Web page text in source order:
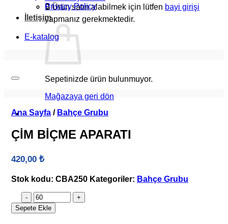
🔒 Ürün satın alabilmek için lütfen bayi girişi
yapmanız gerekmektedir.
Sepetinizde ürün bulunmuyor.
Mağazaya geri dön
Privacy Policy
İletişim
E-katalog
Ana Sayfa / Bahçe Grubu
ÇİM BİÇME APARATI
420,00 ₺
Stok kodu: CBA250 Kategoriler: Bahçe Grubu
ÇİM
BİÇME
APARATI
Sepete Ekle